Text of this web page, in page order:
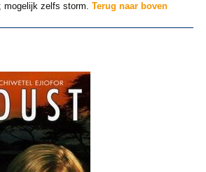
mogelijk zelfs storm. Terug naar boven